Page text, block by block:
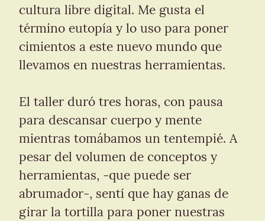
cultura libre digital. Me gusta el
término eutopía y lo uso para poner
cimientos a este nuevo mundo que
llevamos en nuestras herramientas.
El taller duró tres horas, con pausa
para descansar cuerpo y mente
mientras tomábamos un tentempié. A
pesar del volumen de conceptos y
herramientas, -que puede ser
abrumador-, sentí que hay ganas de
girar la tortilla para poner nuestras